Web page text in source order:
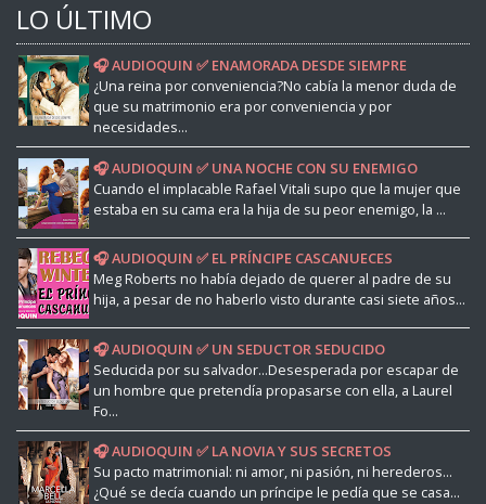
LO ÚLTIMO
🎧 AUDIOQUIN ✅ ENAMORADA DESDE SIEMPRE
¿Una reina por conveniencia?No cabía la menor duda de
que su matrimonio era por conveniencia y por
necesidades...
🎧 AUDIOQUIN ✅ UNA NOCHE CON SU ENEMIGO
Cuando el implacable Rafael Vitali supo que la mujer que
estaba en su cama era la hija de su peor enemigo, la ...
🎧 AUDIOQUIN ✅ EL PRÍNCIPE CASCANUECES
Meg Roberts no había dejado de querer al padre de su
hija, a pesar de no haberlo visto durante casi siete años...
🎧 AUDIOQUIN ✅ UN SEDUCTOR SEDUCIDO
Seducida por su salvador...Desesperada por escapar de
un hombre que pretendía propasarse con ella, a Laurel
Fo...
🎧 AUDIOQUIN ✅ LA NOVIA Y SUS SECRETOS
Su pacto matrimonial: ni amor, ni pasión, ni herederos...
¿Qué se decía cuando un príncipe le pedía que se casa...